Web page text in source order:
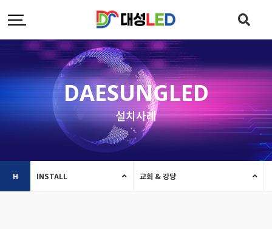
DAESUNGLED
설치사례
H INSTALL 교회 & 강당